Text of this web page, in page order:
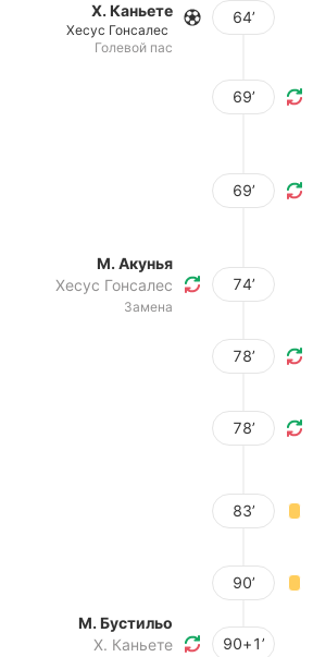
Х. Каньете
Хесус Гонсалес
Голевой пас
64’
69’
69’
М. Акунья
Хесус Гонсалес
Замена
74’
78’
78’
83’
90’
М. Бустильо
Х. Каньете
90+1’